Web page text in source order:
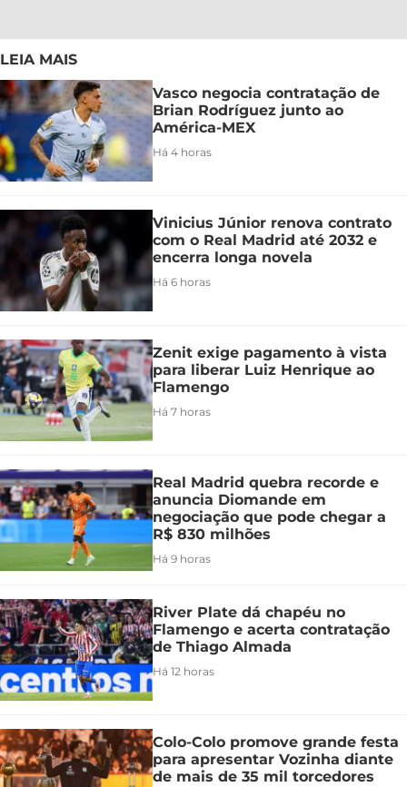
LEIA MAIS
Vasco negocia contratação de
Brian Rodríguez junto ao
América-MEX
Há 4 horas
Vinicius Júnior renova contrato
com o Real Madrid até 2032 e
encerra longa novela
Há 6 horas
Zenit exige pagamento à vista
para liberar Luiz Henrique ao
Flamengo
Há 7 horas
Real Madrid quebra recorde e
anuncia Diomande em
negociação que pode chegar a
R$ 830 milhões
Há 9 horas
River Plate dá chapéu no
Flamengo e acerta contratação
de Thiago Almada
Há 12 horas
Colo-Colo promove grande festa
para apresentar Vozinha diante
de mais de 35 mil torcedores